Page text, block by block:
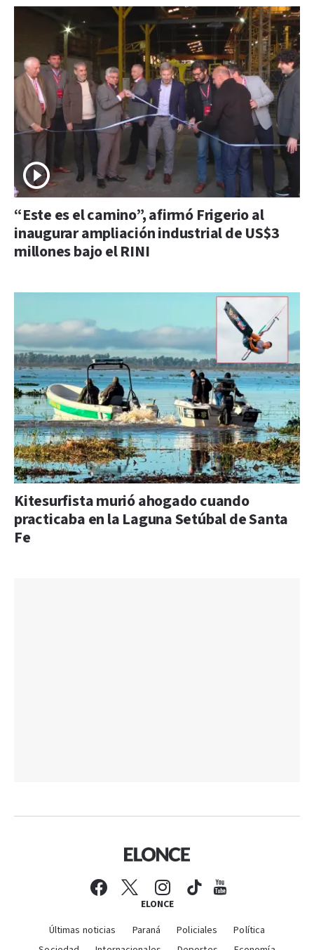
“Este es el camino”, afirmó Frigerio al
inaugurar ampliación industrial de US$3
millones bajo el RINI
Kitesurfista murió ahogado cuando
practicaba en la Laguna Setúbal de Santa
Fe
ELONCE
Últimas noticias Paraná Policiales
Política